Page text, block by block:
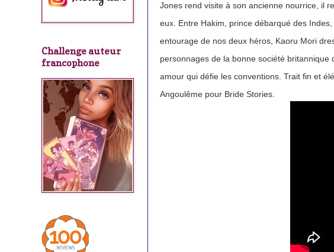
Jones rend visite à son ancienne nourrice, il
eux. Entre Hakim, prince débarqué des
entourage de nos deux héros, Kaoru Mori
personnages de la bonne société
amour qui défie les conventions. Trait fin et
Angoulême pour Bride Stories.
Challenge auteur
francophone